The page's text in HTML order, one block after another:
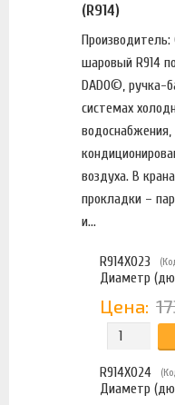
(R914)
Производитель:
шаровый R914
DADO©, ручка-
системах
водоснабжения,
воздуха. В
прокладки –
и...
R914X023
Диаметр
Цена:
R914X024
Диаметр